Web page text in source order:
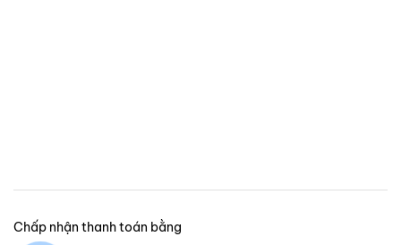
là một trong những lợi ích lớn nhất. Mỗi khi khách hàng của
hoặc thậm chí khi họ mang về nhà (nếu là quà tặng), logo
Chấp nhận thanh toán bằng